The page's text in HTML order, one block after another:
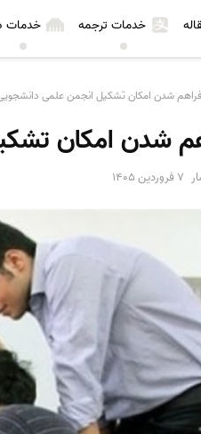
خدمات ترجمه خدمات
فراهم شدن امکان تشکیل انجمن علمی
شدن امکان
7 فروردین 1405